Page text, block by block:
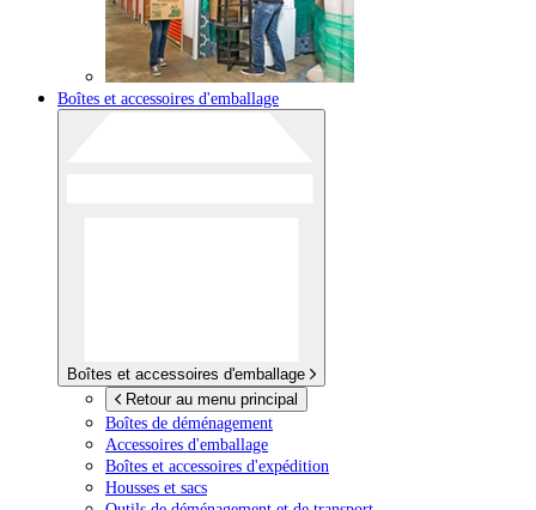
Boîtes et accessoires d'emballage
Boîtes et accessoires d'emballage
Retour au menu principal
Boîtes de déménagement
Accessoires d'emballage
Boîtes et accessoires d'expédition
Housses et sacs